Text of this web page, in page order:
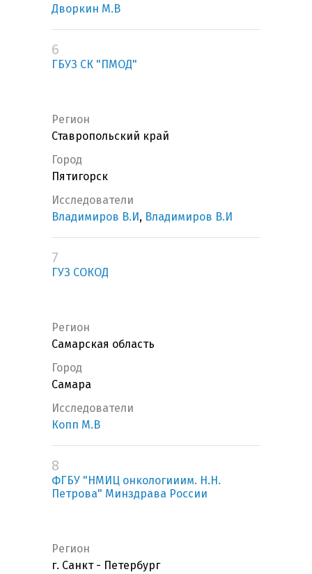
Дворкин М.В
6
ГБУЗ СК "ПМОД"
Регион
Ставропольский край
Город
Пятигорск
Исследователи
Владимиров В.И, Владимиров В.И
7
ГУЗ СОКОД
Регион
Самарская область
Город
Самара
Исследователи
Копп М.В
8
ФГБУ "НМИЦ онкологииим. Н.Н.
Петрова" Минздрава России
Регион
г. Санкт - Петербург